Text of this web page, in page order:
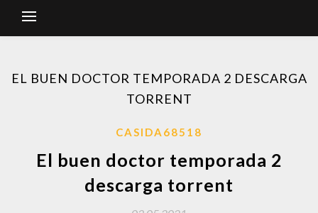
EL BUEN DOCTOR TEMPORADA 2 DESCARGA
TORRENT
CASIDA68518
El buen doctor temporada 2
descarga torrent